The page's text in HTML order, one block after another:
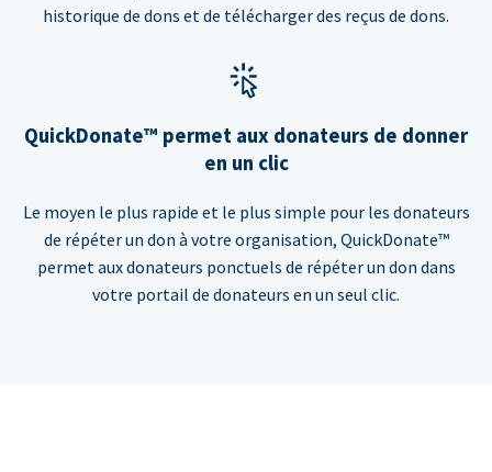
historique de dons et de télécharger des reçus de dons.
QuickDonate™ permet aux donateurs de donner
en un clic
Le moyen le plus rapide et le plus simple pour les donateurs
de répéter un don à votre organisation, QuickDonate™
permet aux donateurs ponctuels de répéter un don dans
votre portail de donateurs en un seul clic.